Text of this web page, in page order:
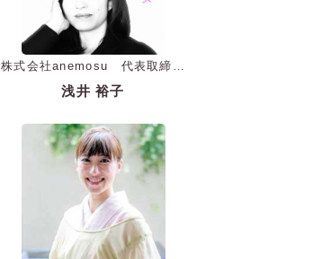
株式会社anemosu 代表取締役
浅井 裕子